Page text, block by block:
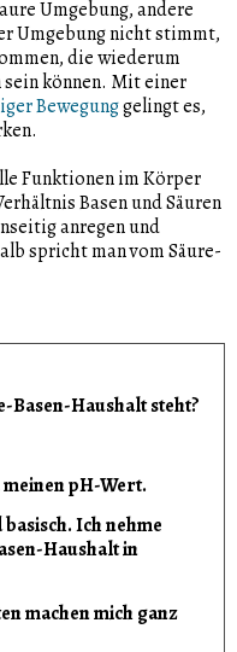
Umgebung, andere
Umgebung nicht stimmt,
die wiederum
können. Mit einer
Bewegunggelingt es,
Funktionen im Körper
Basen und Säuren
anregen und
spricht man vom Säure-
Basen-Haushalt steht?
pH-Wert.
Ich nehme
Haushalt in
machen mich ganz